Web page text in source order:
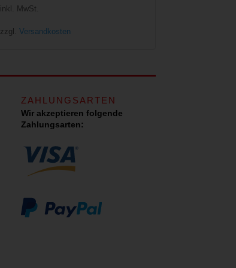
inkl. MwSt.
zzgl. Versandkosten
ZAHLUNGSARTEN
Wir akzeptieren folgende
Zahlungsarten: